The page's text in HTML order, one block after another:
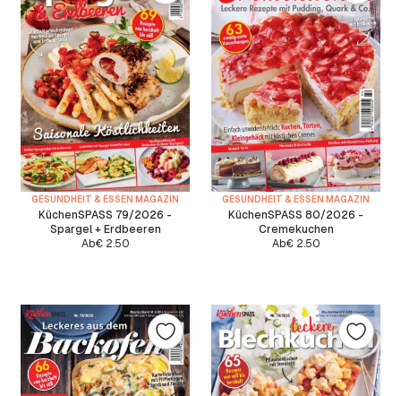
GESUNDHEIT & ESSEN MAGAZIN
KüchenSPASS 79/2026 -
Spargel + Erdbeeren
Ab€2.50
GESUNDHEIT & ESSEN MAGAZIN
KüchenSPASS 80/2026 -
Cremekuchen
Ab€2.50